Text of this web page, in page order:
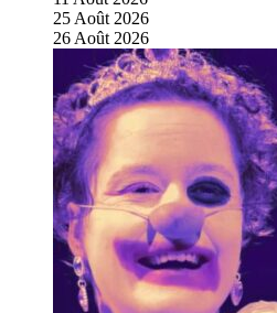
25 Août 2026
26 Août 2026